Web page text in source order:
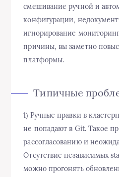
смешивание ручной и
конфигурации,
игнорирование
причины, вы заметно
платформы.
Типичные
1) Ручные правки в
не попадают в Git. Такое
рассогласованию и
Отсутствие независимых
можно прогонять